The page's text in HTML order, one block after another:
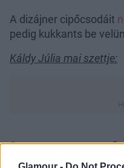
A dizájner cipőcsodáit
pedig kukkants be
Káldy Júlia mai szettje:
Szeretem az egyszerű
lehet rohangálni.